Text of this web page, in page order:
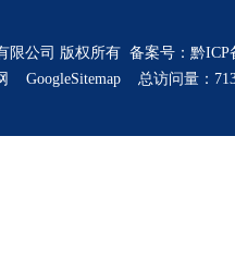
限公司 版权所有 备案号： 黔ICP
GoogleSitemap 总访问量：